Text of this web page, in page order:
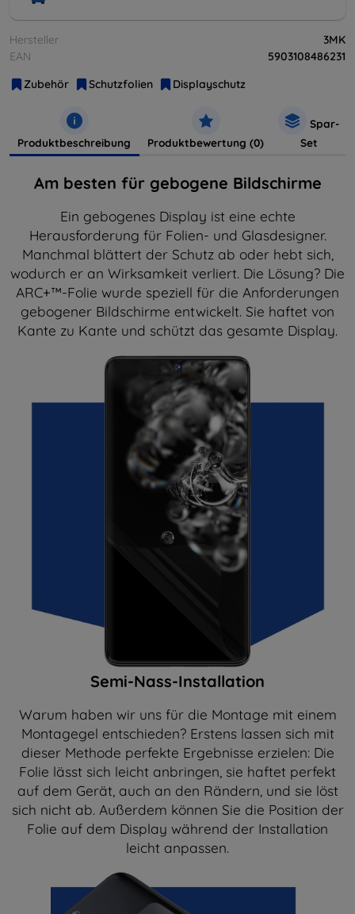
Hersteller
3MK
EAN
5903108486231
Zubehör
Schutzfolien Displayschutz
Produktbeschreibung Produktbewertung (0)
Spar-
Set
Am besten für gebogene Bildschirme
Ein gebogenes Display ist eine echte
Herausforderung für Folien- und Glasdesigner.
Manchmal blättert der Schutz ab oder hebt sich,
wodurch er an Wirksamkeit verliert. Die Lösung? Die
ARC+™-Folie wurde speziell für die Anforderungen
gebogener Bildschirme entwickelt. Sie haftet von
Kante zu Kante und schützt das gesamte Display.
Semi-Nass-Installation
Warum haben wir uns für die Montage mit einem
Montagegel entschieden? Erstens lassen sich mit
dieser Methode perfekte Ergebnisse erzielen: Die
Folie lässt sich leicht anbringen, sie haftet perfekt
auf dem Gerät, auch an den Rändern, und sie löst
sich nicht ab. Außerdem können Sie die Position der
Folie auf dem Display während der Installation
leicht anpassen.